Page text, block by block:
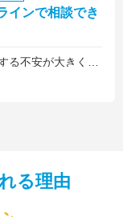
インで相談でき
で悩んでいる友人にも教えました。
る理由